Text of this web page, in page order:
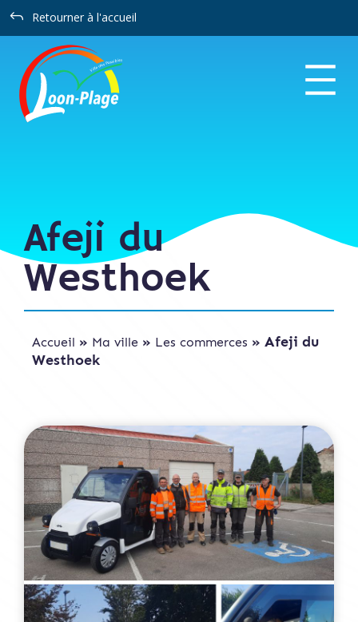
J Retourner à l'accueil
Afeji du
Westhoek
Accueil » Ma ville » Les commerces » Afeji du
Westhoek
Panneau de gestion des cookies